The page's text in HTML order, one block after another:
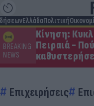
ΕλλάδαΠολιτική
BREAKING
NEWS
Κίνηση:
Πειραιά -
Επιχειρήσεις